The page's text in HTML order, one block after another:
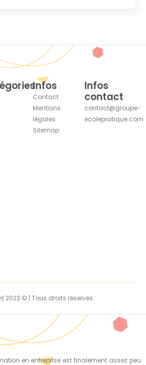
Infos
Contact
Mentions
légales
Sitemap
Infos
contact
contact@groupe-
ecolepratique.com
2022 © | Tous droits réservés
en entreprise est finalement assez peu